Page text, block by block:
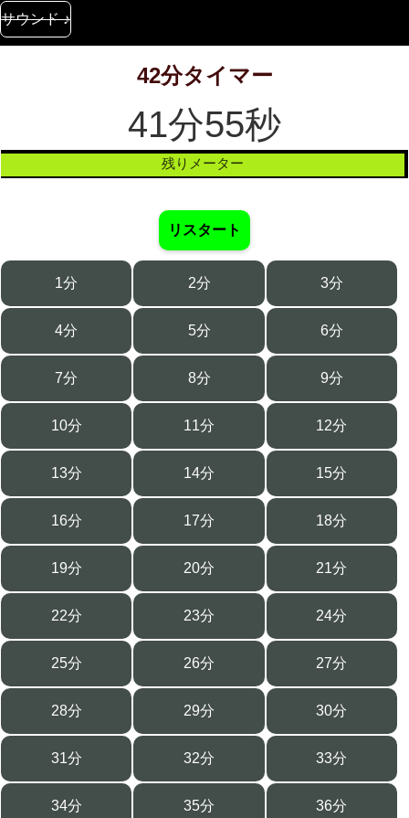
サウンド ♪
42分タイマー
41分55秒
残りメーター
リスタート
1分 2分 3分
4分 5分 6分
7分 8分 9分
10分 11分 12分
13分 14分 15分
16分 17分 18分
19分 20分 21分
22分 23分 24分
25分 26分 27分
28分 29分 30分
31分 32分 33分
34分 35分 36分